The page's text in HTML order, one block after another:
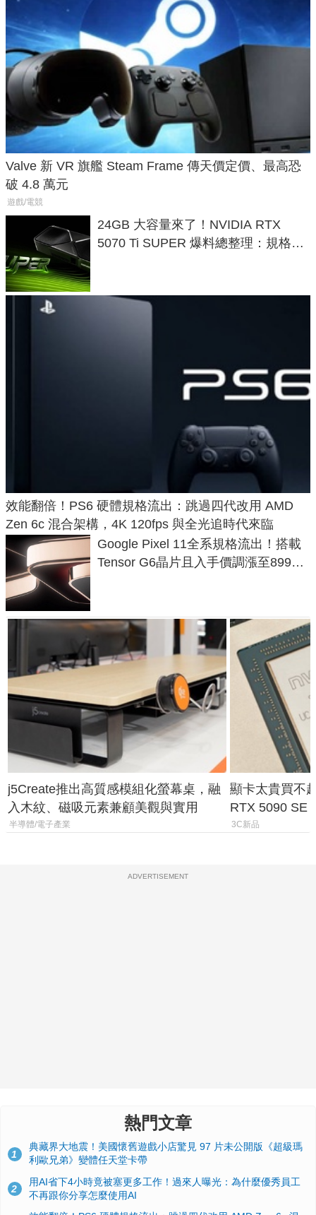
Valve 新 VR 旗艦 Steam Frame 傳天價定價、最高恐
破 4.8 萬元
遊戲/電競
24GB 大容量來了！NVIDIA RTX
5070 Ti SUPER 爆料總整理：規格、
效能翻倍！PS6 硬體規格流出：跳過四代改用 AMD
Zen 6c 混合架構，4K 120fps 與全光追時代來臨
Google Pixel 11全系規格流出！搭載
Tensor G6晶片且入手價調漲至899美
j5Create推出高質感模組化螢幕桌，融
入木紋、磁吸元素兼顧美觀與實用
半導體/電子產業
顯卡太貴買不
RTX 5090 SE
體
3C新品
ADVERTISEMENT
熱門文章
1
典藏界大地震！美國懷舊遊戲小店驚見 97 片未公開版《超級瑪
利歐兄弟》變體任天堂卡帶
2
用AI省下4小時竟被塞更多工作！過來人曝光：為什麼優秀員工
不再跟你分享怎麼使用AI